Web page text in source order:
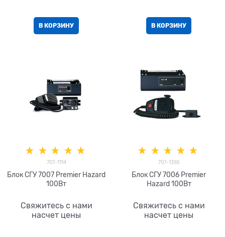
В КОРЗИНУ В КОРЗИНУ
707-1114
Блок СГУ 7007 Premier Hazard
100Вт
Свяжитесь с нами
насчет цены
707-1385
Блок СГУ 7006 Premier
Hazard 100Вт
Свяжитесь с нами
насчет цены